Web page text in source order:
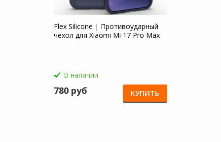
Flex Silicone | Противоударный
чехол для Xiaomi Mi 17 Pro Max
В наличии
780 руб КУПИТЬ